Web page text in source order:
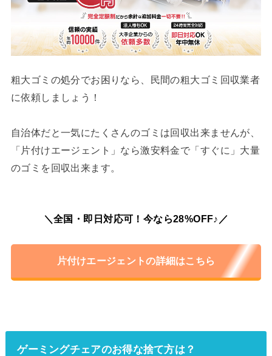
粗大ゴミの処分でお困りなら、民間の粗大ゴミ回収業者
に依頼しましょう！
自治体だと一気にたくさんのゴミは回収出来ませんが、
「片付けエージェント」なら激安料金で「すぐに」大量
のゴミを回収出来ます。
＼全国・即日対応可！今なら28%OFF♪／
片付けエージェントの詳細はこちら
ゲーミングチェアのお得な捨て方は？